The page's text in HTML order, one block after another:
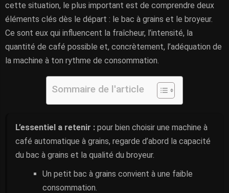
cette situation, le plus important est de comprendre deux
éléments clés dès le départ : le bac à grains et le broyeur.
Ce sont eux qui influencent la fraîcheur, l’intensité, la
quantité de café possible et, concrètement, l’adéquation de
la machine à ton rythme de consommation.
Sommaire de l'article
L’essentiel a retenir : pour bien choisir une machine à
café automatique à grains, regarde d’abord la capacité
du bac à grains et la qualité du broyeur.
Un petit bac à grains convient à une faible
consommation.